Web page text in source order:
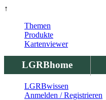
↑
LGRBhome
Themen
Produkte
Kartenviewer
LGRBwissen
Anmelden / Registrieren